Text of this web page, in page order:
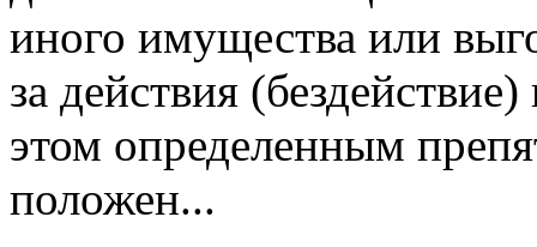
иного имущества или
за действия
этом определенным
положен...